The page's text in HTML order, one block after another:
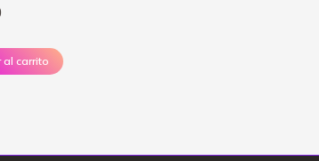
al carrito